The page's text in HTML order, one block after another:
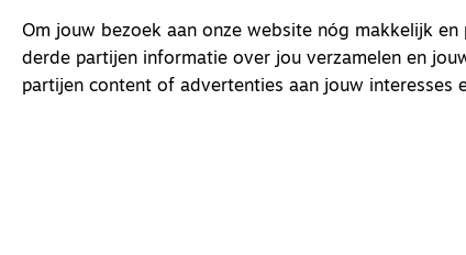
Om jouw bezoek aan onze website nóg makkelijk
derde partijen informatie over jou verzamelen en
partijen content of advertenties aan jouw interesses